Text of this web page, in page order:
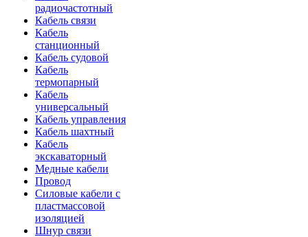
радиочастотный
Кабель связи
Кабель
станционный
Кабель судовой
Кабель
термопарный
Кабель
универсальный
Кабель управления
Кабель шахтный
Кабель
экскаваторный
Медные кабели
Провод
Силовые кабели с
пластмассовой
изоляцией
Шнур связи